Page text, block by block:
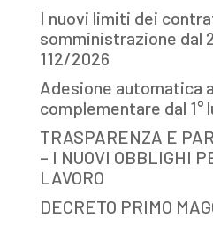
I nuovi limiti dei
somministrazione dal
112/2026
Adesione automatica
complementare dal 1°
TRASPARENZA E
– I NUOVI OBBLIGHI
LAVORO
DECRETO PRIMO